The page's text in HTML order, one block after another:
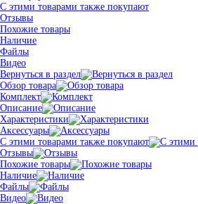
С этими товарами также покупают
Отзывы
Похожие товары
Наличие
Файлы
Видео
Вернуться в раздел
Обзор товара
Комплект
Описание
Характеристики
Аксессуары
С этими товарами также покупают
Отзывы
Похожие товары
Наличие
Файлы
Видео